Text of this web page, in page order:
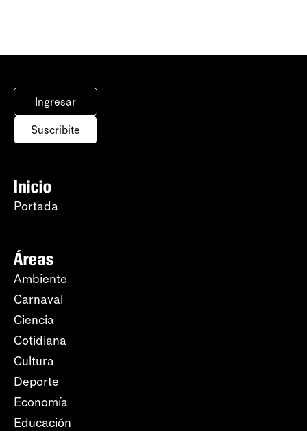
Ingresar
Suscribite
Inicio
Portada
Áreas
Ambiente
Carnaval
Ciencia
Cotidiana
Cultura
Deporte
Economía
Educación